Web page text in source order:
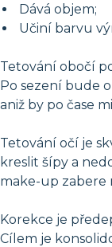
Dává objem;
Učiní barvu
Tetování obočí
Po sezení bude
aniž by po čase
Tetování očí je
kreslit šípy a
make-up zabere
Korekce je
Cílem je